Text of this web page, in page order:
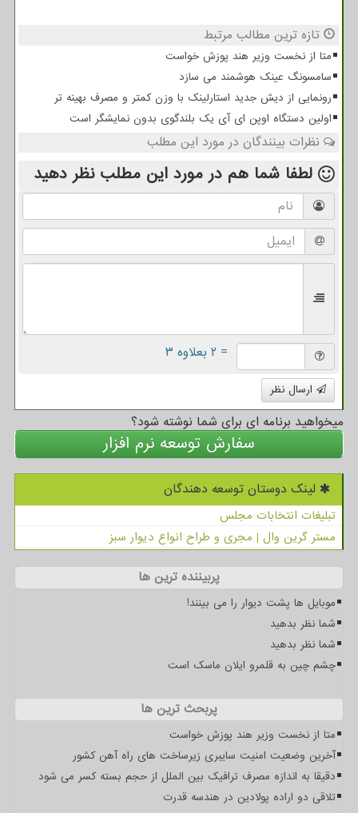
تازه ترین مطالب مرتبط
متا از نخست وزیر هند پوزش خواست
سامسونگ عینک هوشمند می سازد
رونمایی از دیش جدید استارلینک با وزن کمتر و مصرف بهینه تر
اولین دستگاه اوپن ای آی یک بلندگوی بدون نمایشگر است
نظرات بینندگان در مورد این مطلب
لطفا شما هم در مورد این مطلب نظر دهید
= ۲ بعلاوه ۳
ارسال نظر
میخواهید برنامه ای برای شما نوشته شود؟
سفارش توسعه نرم افزار
لینک دوستان توسعه دهندگان
تبلیغات انتخابات مجلس
مستر گرین وال | مجری و طراح انواع دیوار سبز
پربیننده ترین ها
موبایل ها پشت دیوار را می بینند!
شما نظر بدهید
شما نظر بدهید
چشم چین به قلمرو ایلان ماسک است
پربحث ترین ها
متا از نخست وزیر هند پوزش خواست
آخرین وضعیت امنیت سایبری زیرساخت های راه آهن کشور
دقیقا به اندازه مصرف ترافیک بین الملل از حجم بسته کسر می شود
تلاقی دو اراده پولادین در هندسه قدرت